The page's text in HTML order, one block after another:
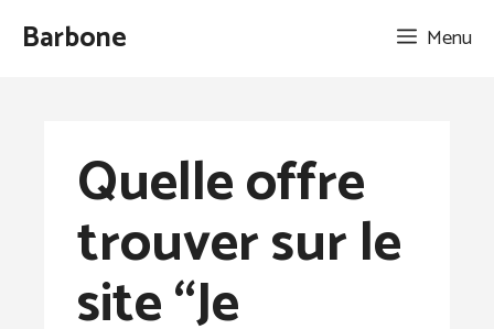
AllerBarbone Menu
Quelle offre
trouver sur le
site “Je